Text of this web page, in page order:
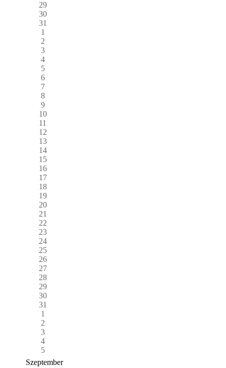
29
30
31
1
2
3
4
5
6
7
8
9
10
11
12
13
14
15
16
17
18
19
20
21
22
23
24
25
26
27
28
29
30
31
1
2
3
4
5
Szeptember